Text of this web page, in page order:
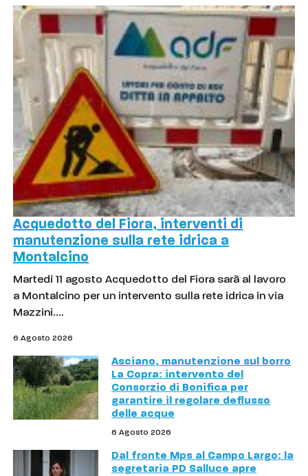
Acquedotto del Fiora, interventi di
manutenzione sulla rete idrica a
Montalcino
Martedì 11 agosto Acquedotto del Fiora sarà al lavoro
a Montalcino per un intervento sulla rete idrica in via
Mazzini.…
6 Agosto 2026
Asciano, manutenzione sul borro
La Copra: intervento del
Consorzio di Bonifica per
garantire il regolare deflusso
delle acque
6 Agosto 2026
Dal fronte Mps al Campo Largo: la
segretaria PD Salluce apre